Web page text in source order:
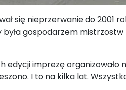
się nieprzerwanie do 2001
gospodarzem mistrzostw
edycji imprezę organizowało
I to na kilka lat.